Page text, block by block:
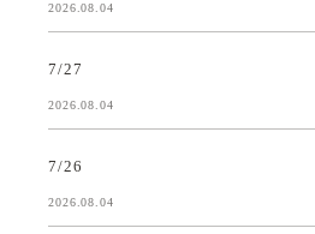
2026.08.04
7/27
2026.08.04
7/26
2026.08.04